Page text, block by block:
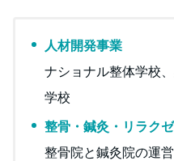
人材開発事業
ナショナル整体学校
学校
整骨・鍼灸・リラク
整骨院と鍼灸院の運